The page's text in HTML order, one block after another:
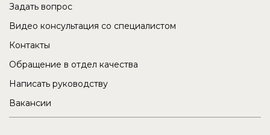
Задать вопрос
Видео консультация со специалистом
Контакты
Обращение в отдел качества
Написать руководству
Вакансии